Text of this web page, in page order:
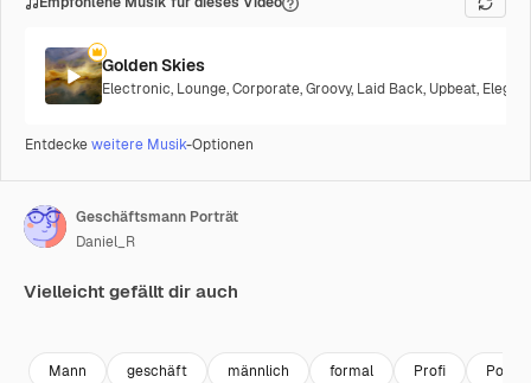
Golden Skies
Electronic, Lounge,Corporate,Groovy, Laid Back, Upbeat,
Entdeckeweitere Musik-Optionen
Geschäftsmann Porträt
Daniel_R
Vielleicht gefällt dir auch
Mann geschäft männlich formal Profi